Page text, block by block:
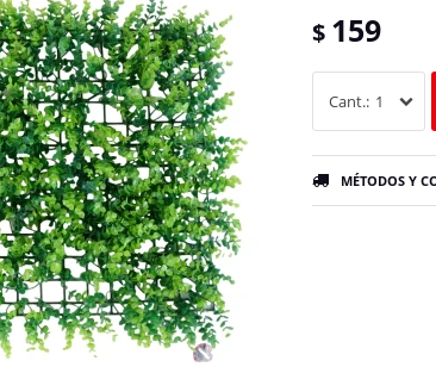
$ 159
1
MÉTODOS Y